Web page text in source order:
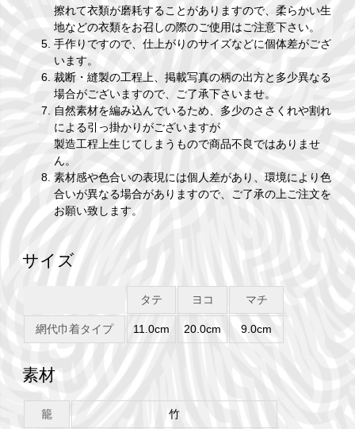
擦れて衣類が磨耗することがありますので、柔らかい生
地などの衣類をお召しの際のご使用はご注意下さい。
手作りですので、仕上がりのサイズなどに個体差がござ
います。
裁断・縫製の工程上、掲載写真の柄の出方と多少異なる
場合がございますので、ご了承下さいませ。
自然素材を編み込んでいるため、多少のささくれや割れ
による引っ掛かりがございますが
製造工程上生じてしまうもので商品不良ではありませ
ん。
素材感や色合いの表現には個人差があり、環境により色
合いが異なる場合がありますので、ご了承の上ご注文を
お願い致します。
サイズ
タテ ヨコ マチ
網代巾着タイプ 11.0cm 20.0cm 9.0cm
素材
籠 竹